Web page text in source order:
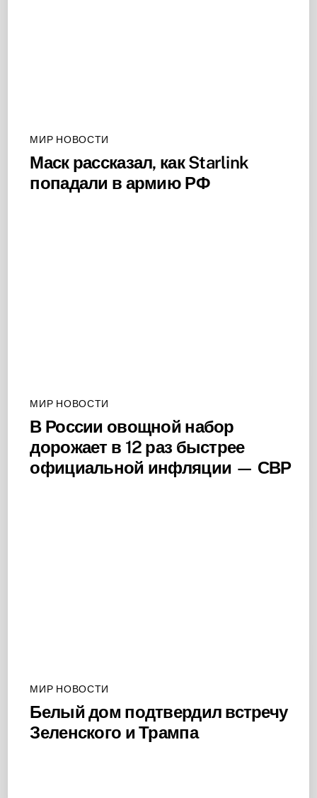
МИР НОВОСТИ
Маск рассказал, как Starlink
попадали в армию РФ
МИР НОВОСТИ
В России овощной набор
дорожает в 12 раз быстрее
официальной инфляции — СВР
МИР НОВОСТИ
Белый дом подтвердил встречу
Зеленского и Трампа